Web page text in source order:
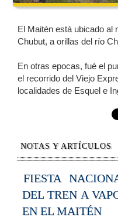
El Maitén está ubicado al
Chubut, a orillas del río
En otras epocas, fué el
el recorrido del Viejo
localidades de Esquel e
NOTAS Y ARTÍCULOS
FIESTA
DEL TREN A
EN EL MAITÉN